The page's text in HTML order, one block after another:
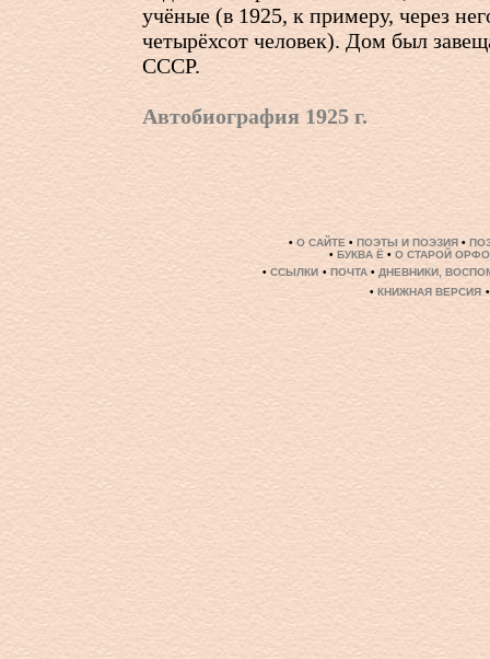
учёные (в 1925, к примеру, через
четырёхсот человек). Дом был
СССР.
Автобиография 1925 г.